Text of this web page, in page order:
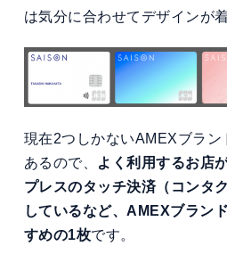
は気分に合わせてデザインが
現在2つしかないAMEXブラン
あるので、 よく利用するお店
プレスのタッチ決済（コンタ
しているなど、AMEXブラン
すめの1枚です。